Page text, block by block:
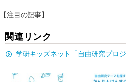
【注目の記事】
関連リンク
学研キッズネット「自由研究プロジ